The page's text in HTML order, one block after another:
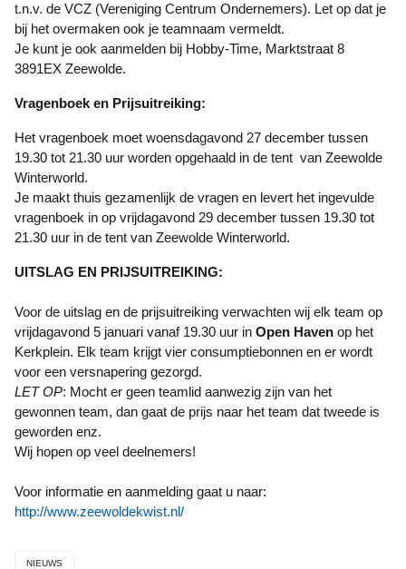
t.n.v. de VCZ (Vereniging Centrum Ondernemers). Let op dat je
bij het overmaken ook je teamnaam vermeldt.
Je kunt je ook aanmelden bij Hobby-Time, Marktstraat 8
3891EX Zeewolde.
Vragenboek en Prijsuitreiking:
Het vragenboek moet woensdagavond 27 december tussen
19.30 tot 21.30 uur worden opgehaald in de tent van Zeewolde
Winterworld.
Je maakt thuis gezamenlijk de vragen en levert het ingevulde
vragenboek in op vrijdagavond 29 december tussen 19.30 tot
21.30 uur in de tent van Zeewolde Winterworld.
UITSLAG EN PRIJSUITREIKING:
Voor de uitslag en de prijsuitreiking verwachten wij elk team op
vrijdagavond 5 januari vanaf 19.30 uur in Open Haven op het
Kerkplein. Elk team krijgt vier consumptiebonnen en er wordt
voor een versnapering gezorgd.
LET OP: Mocht er geen teamlid aanwezig zijn van het
gewonnen team, dan gaat de prijs naar het team dat tweede is
geworden enz.
Wij hopen op veel deelnemers!
Voor informatie en aanmelding gaat u naar:
http://www.zeewoldekwist.nl/
NIEUWS